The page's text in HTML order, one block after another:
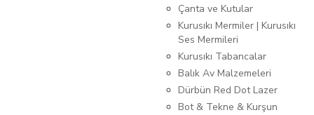
Çanta ve Kutular
Kurusıkı Mermiler | Kurusıkı
Ses Mermileri
Kurusıkı Tabancalar
Balık Av Malzemeleri
Dürbün Red Dot Lazer
Bot & Tekne & Kurşun